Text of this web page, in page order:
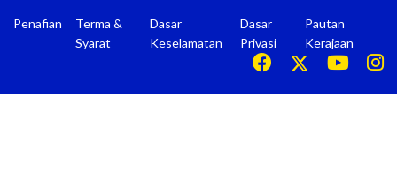
Penafian
Terma &
Syarat
Dasar
Keselamatan
Dasar
Privasi
Pautan
Kerajaan